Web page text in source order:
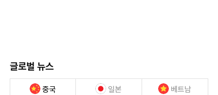
글로벌 뉴스
중국 일본 베트남